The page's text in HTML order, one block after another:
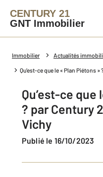
CENTURY 21
GNT Immobilier
Immobilier Actualités
Qu’est-ce que le « Plan Piétons
Qu’est-ce que
? par Century
Vichy
Publié le 16/10/2023